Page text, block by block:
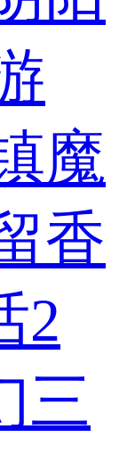
魔
香
2
三